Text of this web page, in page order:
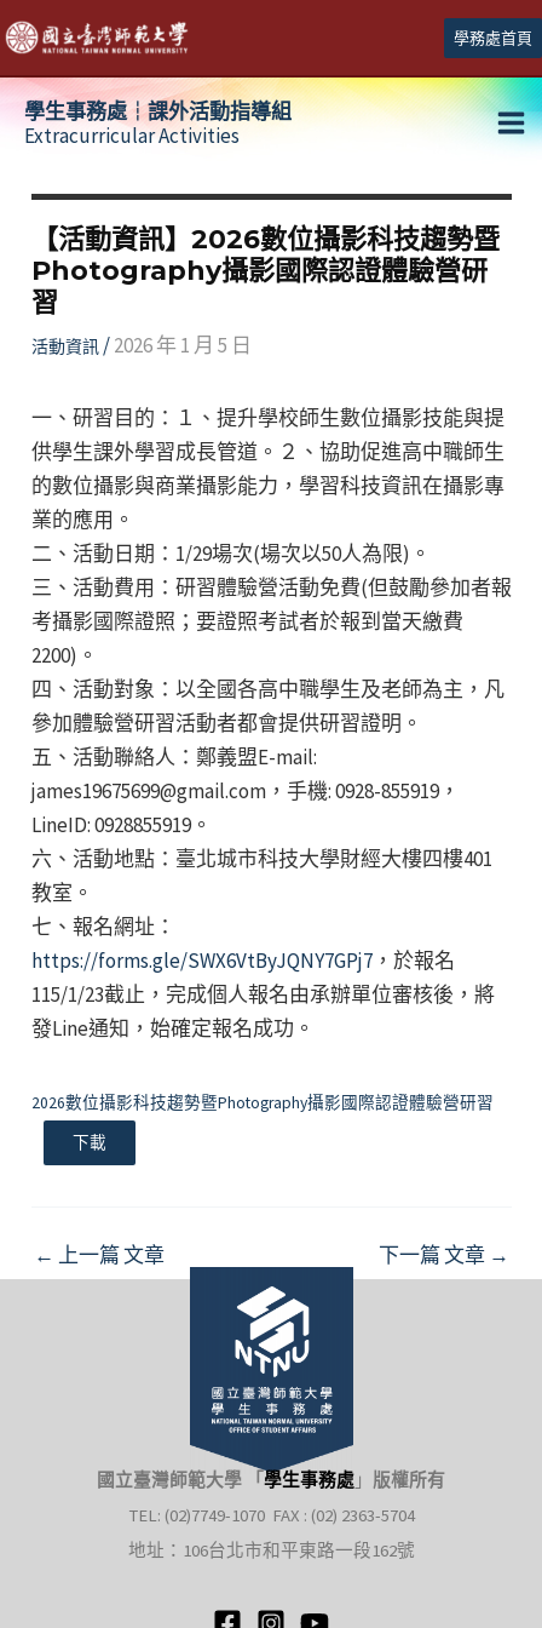
跳
至
主
學務處首頁
學生事務處┆課外活動指導組
Extracurricular Activities
【活動資訊】2026數位攝影科技趨勢暨
Photography攝影國際認證體驗營研
習
活動資訊/2026 年 1 月 5 日
一、研習目的：１、提升學校師生數位攝影技能與提
供學生課外學習成長管道。２、協助促進高中職師生
的數位攝影與商業攝影能力，學習科技資訊在攝影專
業的應用。
二、活動日期：1/29場次(場次以50人為限)。
三、活動費用：研習體驗營活動免費(但鼓勵參加者報
考攝影國際證照；要證照考試者於報到當天繳費
2200)。
四、活動對象：以全國各高中職學生及老師為主，凡
參加體驗營研習活動者都會提供研習證明。
五、活動聯絡人：鄭義盟E-mail:
james19675699@gmail.com，手機: 0928-855919，
LineID: 0928855919。
六、活動地點：臺北城市科技大學財經大樓四樓401
教室。
七、報名網址：
https://forms.gle/SWX6VtByJQNY7GPj7，於報名
115/1/23截止，完成個人報名由承辦單位審核後，將
發Line通知，始確定報名成功。
2026數位攝影科技趨勢暨Photography攝影國際認證體驗營研習
下載
Post
navigation
← 上一篇 文章 下一篇 文章 →
國立臺灣師範大學 「 學生事務處 」 版權所有
TEL: (02)7749-1070 FAX : (02) 2363-5704
地址：106台北市和平東路一段162號